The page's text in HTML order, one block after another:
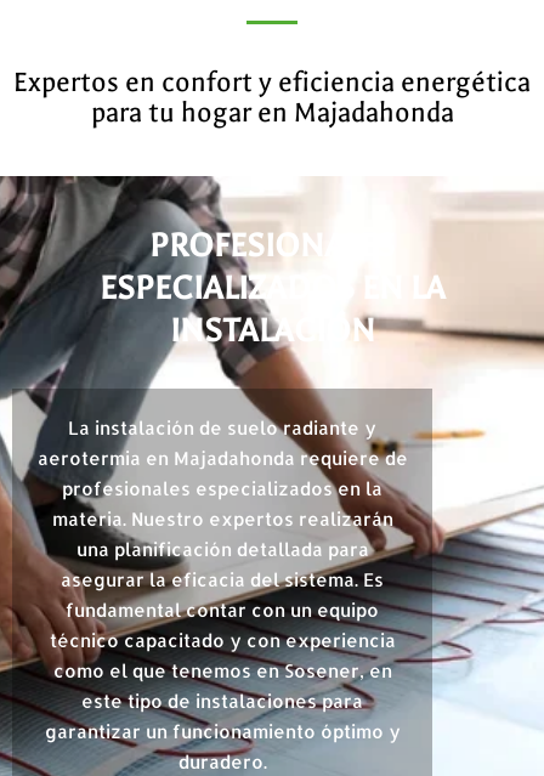
Expertos en confort y eficiencia energética
para tu hogar en Majadahonda
PROFESIONALES
ESPECIALIZADOS EN LA
INSTALACIÓN
La instalación de suelo radiante y
aerotermia en Majadahonda requiere de
profesionales especializados en la
materia. Nuestro expertos realizarán
una planificación detallada para
asegurar la eficacia del sistema. Es
fundamental contar con un equipo
técnico capacitado y con experiencia
como el que tenemos en Sosener, en
este tipo de instalaciones para
garantizar un funcionamiento óptimo y
duradero.